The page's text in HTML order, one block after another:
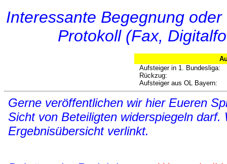
Interessante Begegnung
Protokoll (Fax,
Aufsteiger in 1. Bundesliga:
Rückzug:
Aufsteiger aus OL Bayern:
Gerne veröffentlichen wir hier Eueren
Sicht von Beteiligten widerspiegeln
Ergebnisübersicht verlinkt.